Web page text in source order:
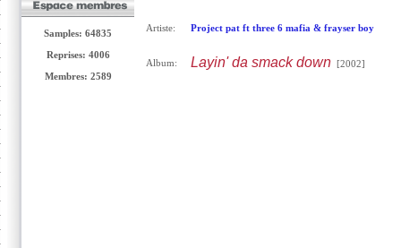
Samples: 64835
Reprises: 4006
Membres: 2589
Artiste: Project pat ft three 6 mafia & frayser boy
Album: Layin' da smack down[2002]